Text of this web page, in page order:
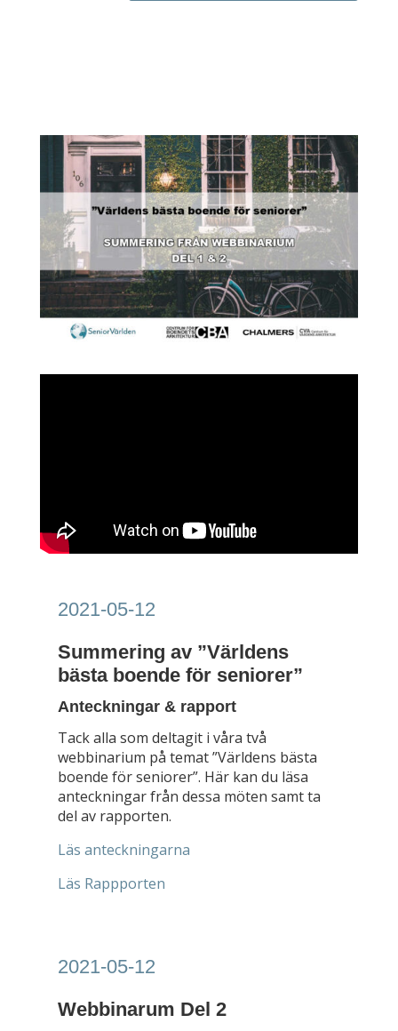
2021-05-12
Summering av ”Världens
bästa boende för seniorer”
Anteckningar & rapport
Tack alla som deltagit i våra två
webbinarium på temat ”Världens bästa
boende för seniorer”. Här kan du läsa
anteckningar från dessa möten samt ta
del av rapporten.
Läs anteckningarna
Läs Rappporten
2021-05-12
Webbinarum Del 2